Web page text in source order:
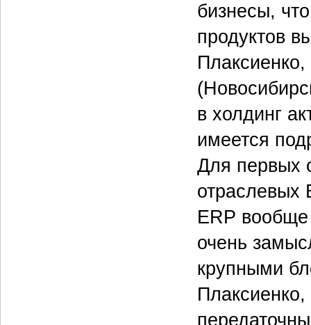
бизнесы,
продуктов
в холдинг
имеется
Для первых
отраслевых
ERP
очень
крупными